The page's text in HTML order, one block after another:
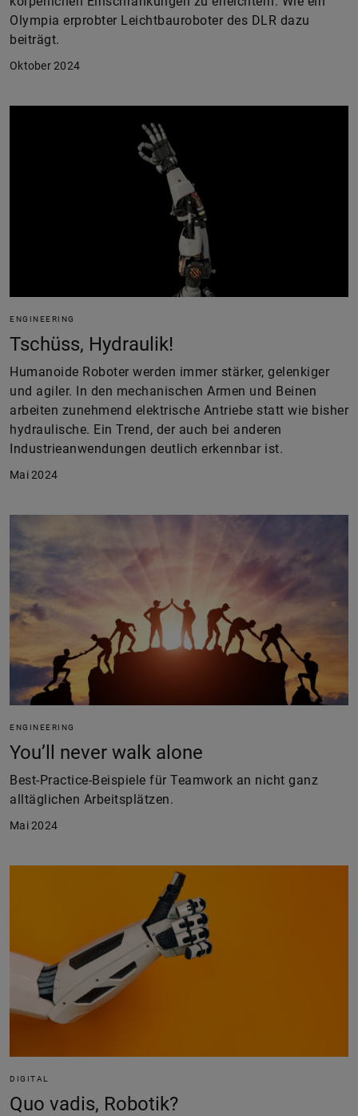
Olympia erprobter Leichtbauroboter des DLR dazu
beiträgt.
Oktober 2024
ENGINEERING
Tschüss, Hydraulik!
Humanoide Roboter werden immer stärker, gelenkiger
und agiler. In den mechanischen Armen und Beinen
arbeiten zunehmend elektrische Antriebe statt wie bisher
hydraulische. Ein Trend, der auch bei anderen
Industrieanwendungen deutlich erkennbar ist.
Mai 2024
ENGINEERING
You’ll never walk alone
Best-Practice-Beispiele für Teamwork an nicht ganz
alltäglichen Arbeitsplätzen.
Mai 2024
DIGITAL
Quo vadis, Robotik?